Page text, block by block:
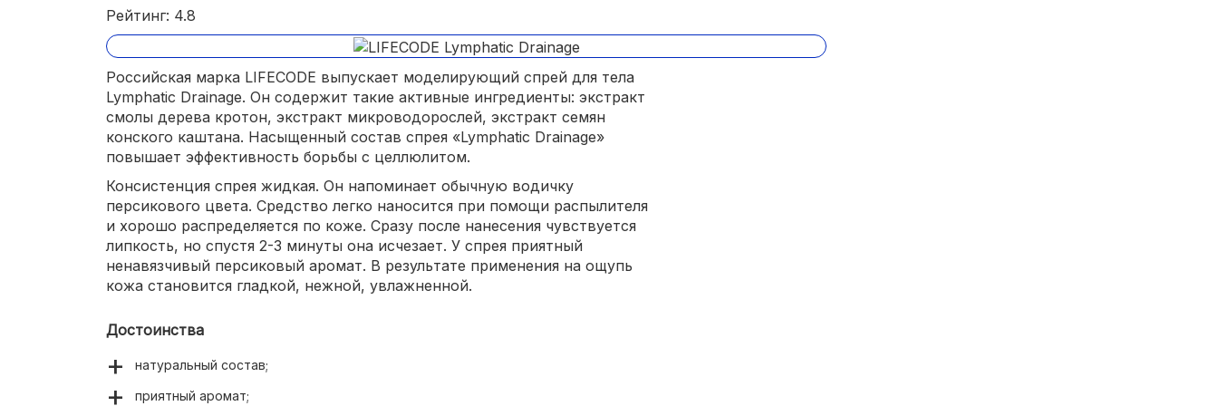
Рейтинг: 4.8
Российская марка LIFECODE выпускает моделирующий спрей для тела
Lymphatic Drainage. Он содержит такие активные ингредиенты: экстракт
смолы дерева кротон, экстракт микроводорослей, экстракт семян
конского каштана. Насыщенный состав спрея «Lymphatic Drainage»
повышает эффективность борьбы с целлюлитом.
Консистенция спрея жидкая. Он напоминает обычную водичку
персикового цвета. Средство легко наносится при помощи распылителя
и хорошо распределяется по коже. Сразу после нанесения чувствуется
липкость, но спустя 2-3 минуты она исчезает. У спрея приятный
ненавязчивый персиковый аромат. В результате применения на ощупь
кожа становится гладкой, нежной, увлажненной.
Достоинства
натуральный состав;
приятный аромат;